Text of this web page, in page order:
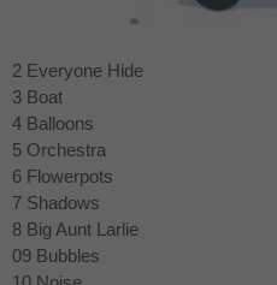
2 Everyone Hide
3 Boat
4 Balloons
5 Orchestra
6 Flowerpots
7 Shadows
8 Big Aunt Larlie
09 Bubbles